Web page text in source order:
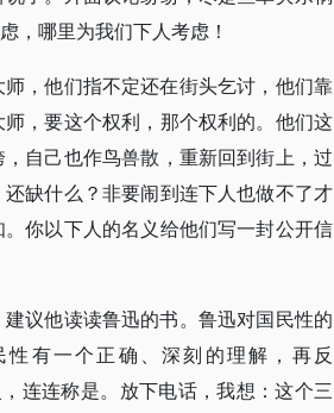
，哪里为我们下人考虑！
，他们指不定还在街头乞讨，他们靠
，要这个权利，那个权利的。他们这
自己也作鸟兽散，重新回到街上，过
缺什么？非要闹到连下人也做不了才
你以下人的名义给他们写一封公开信
议他读读鲁迅的书。鲁迅对国民性的
有一个正确、深刻的理解，再反
连连称是。放下电话，我想：这个三